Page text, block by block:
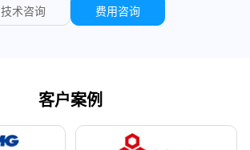
技术咨询 费用咨询
客户案例